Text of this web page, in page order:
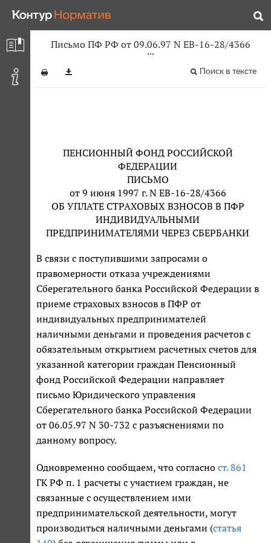
Письмо ПФ РФ от 09.06.97 N ЕВ-16-28/4366
Поиск в тексте
ПЕНСИОННЫЙ ФОНД РОССИЙСКОЙ
ФЕДЕРАЦИИ
ПИСЬМО
от 9 июня 1997 г. N ЕВ-16-28/4366
ОБ УПЛАТЕ СТРАХОВЫХ ВЗНОСОВ В ПФР
ИНДИВИДУАЛЬНЫМИ
ПРЕДПРИНИМАТЕЛЯМИ ЧЕРЕЗ СБЕРБАНКИ
В связи с поступившими запросами о
правомерности отказа учреждениями
Сберегательного банка Российской Федерации в
приеме страховых взносов в ПФР от
индивидуальных предпринимателей
наличными деньгами и проведения расчетов с
обязательным открытием расчетных счетов для
указанной категории граждан Пенсионный
фонд Российской Федерации направляет
письмо Юридического управления
Сберегательного банка Российской Федерации
от 06.05.97 N 30-732 с разъяснениями по
данному вопросу.
Одновременно сообщаем, что согласно ст. 861
ГК РФ п. 1 расчеты с участием граждан, не
связанные с осуществлением ими
предпринимательской деятельности, могут
производиться наличными деньгами (статья